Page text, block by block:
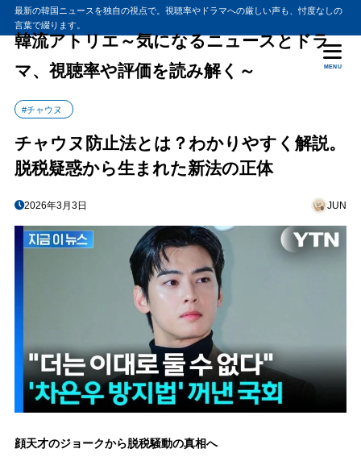
最新の韓国ニュースを独自の視点で。視聴率やドラマへの厳しい声も、忖度なしの
言葉で綴ります。
韓流アトリエ～気になるニュースとドラ
マ、視聴率や評価を読み解く～
MENU
#チャウヌ
チャウヌ防止法とは？わかりやすく解説。
脱税疑惑から生まれた新法の正体
2026年3月3日 JUN
顔天才のジョークから脱税騒動の真相へ